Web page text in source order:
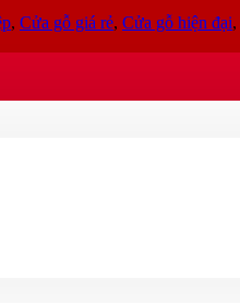
, Cửa gỗ giá rẻ, Cửa gỗ hiện đại,